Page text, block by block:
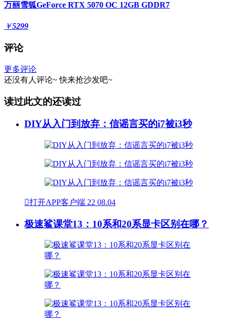
万丽雪狐GeForce RTX 5070 OC 12GB GDDR7
￥5299
评论
更多评论
还没有人评论~ 快来抢沙发吧~
读过此文的还读过
DIY从入门到放弃：信谣言买的i7被i3秒
打开APP客户端 22 08.04
极速鲨课堂13：10系和20系显卡区别在哪？